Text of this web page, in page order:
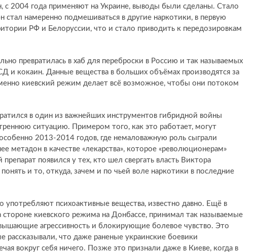
с 2004 года применяют на Украине, выводы были сделаны. Стало
намеренно подмешиваться в другие наркотики, в первую
РФ и Белоруссии, что и стало приводить к передозировкам
превратилась в хаб для переброски в Россию и так называемых
и кокаин. Данные вещества в больших объёмах производятся за
киевский режим делает всё возможное, чтобы они потоком
в один из важнейших инструментов гибридной войны
ситуацию. Примером того, как это работает, могут
2013-2014 годов, где немаловажную роль сыграли
метадон в качестве «лекарства», которое «революционерам»
появился у тех, кто шел свергать власть Виктора
и то, откуда, зачем и по чьей воле наркотики в последние
психоактивные вещества, известно давно. Ещё в
киевского режима на Донбассе, принимал так называемые
агрессивность и блокирующие болевое чувство. Это
что даже раненые украинские боевики
вокруг себя ничего. Позже это признали даже в Киеве, когда в